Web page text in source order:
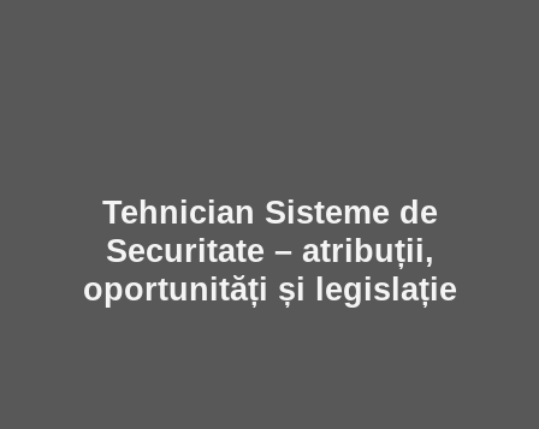
Tehnician Sisteme de
Securitate – atribuții,
oportunități și legislație